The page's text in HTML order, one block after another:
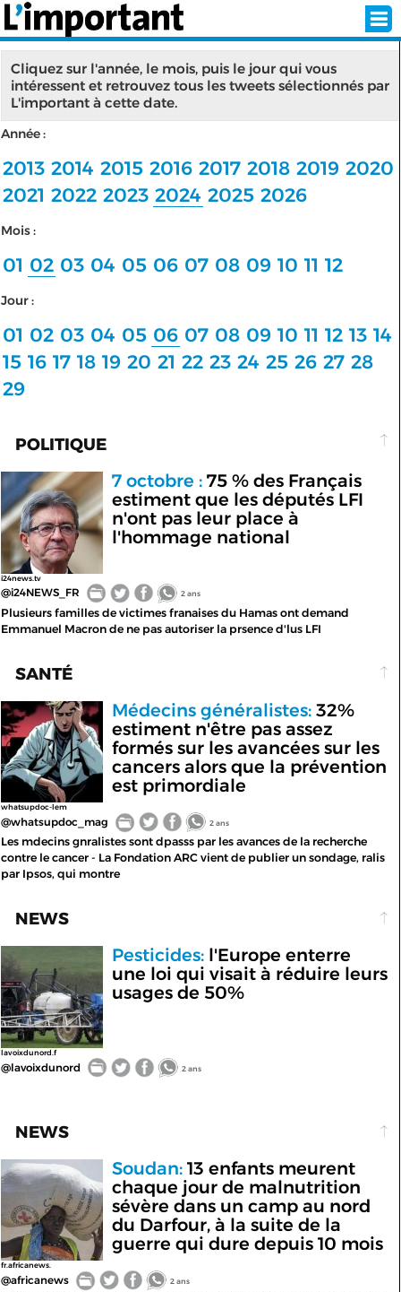
INSCRIPTION
SÉLECTION DE L'ÉTÉ
ABONNEZ-VOUS À LA NEWSLETTER!
< RETOUR À L'ACCUEIL
Cliquez sur l'année, le mois, puis le jour qui vous
intéressent et retrouvez tous les tweets sélectionnés par
L'important à cette date.
Année :
2013 2014 2015 2016 2017 2018 2019 2020
2021 2022 2023 2024 2025 2026
Mois :
01 02 03 04 05 06 07 08 09 10 11 12
Jour :
01 02 03 04 05 06 07 08 09 10 11 12 13 14
15 16 17 18 19 20 21 22 23 24 25 26 27 28
29
POLITIQUE
i24news.tv
7 octobre :75 % des Français
estiment que les députés LFI
n'ont pas leur place à
l'hommage national
@i24NEWS_FR 2 ans
Plusieurs familles de victimes franaises du Hamas ont demand
Emmanuel Macron de ne pas autoriser la prsence d'lus LFI
SANTÉ
whatsupdoc-lem
Médecins généralistes:32%
estiment n'être pas assez
formés sur les avancées sur les
cancers alors que la prévention
est primordiale
@whatsupdoc_mag 2 ans
Les mdecins gnralistes sont dpasss par les avances de la recherche
contre le cancer - La Fondation ARC vient de publier un sondage, ralis
par Ipsos, qui montre
NEWS
lavoixdunord.f
Pesticides:l'Europe enterre
une loi qui visait à réduire leurs
usages de 50%
@lavoixdunord 2 ans
NEWS
fr.africanews.
Soudan:13 enfants meurent
chaque jour de malnutrition
sévère dans un camp au nord
du Darfour, à la suite de la
guerre qui dure depuis 10 mois
@africanews 2 ans